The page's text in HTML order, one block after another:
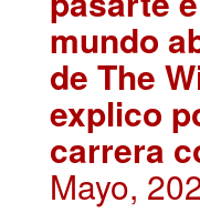
mundo
de The
explico
carrera
Mayo,